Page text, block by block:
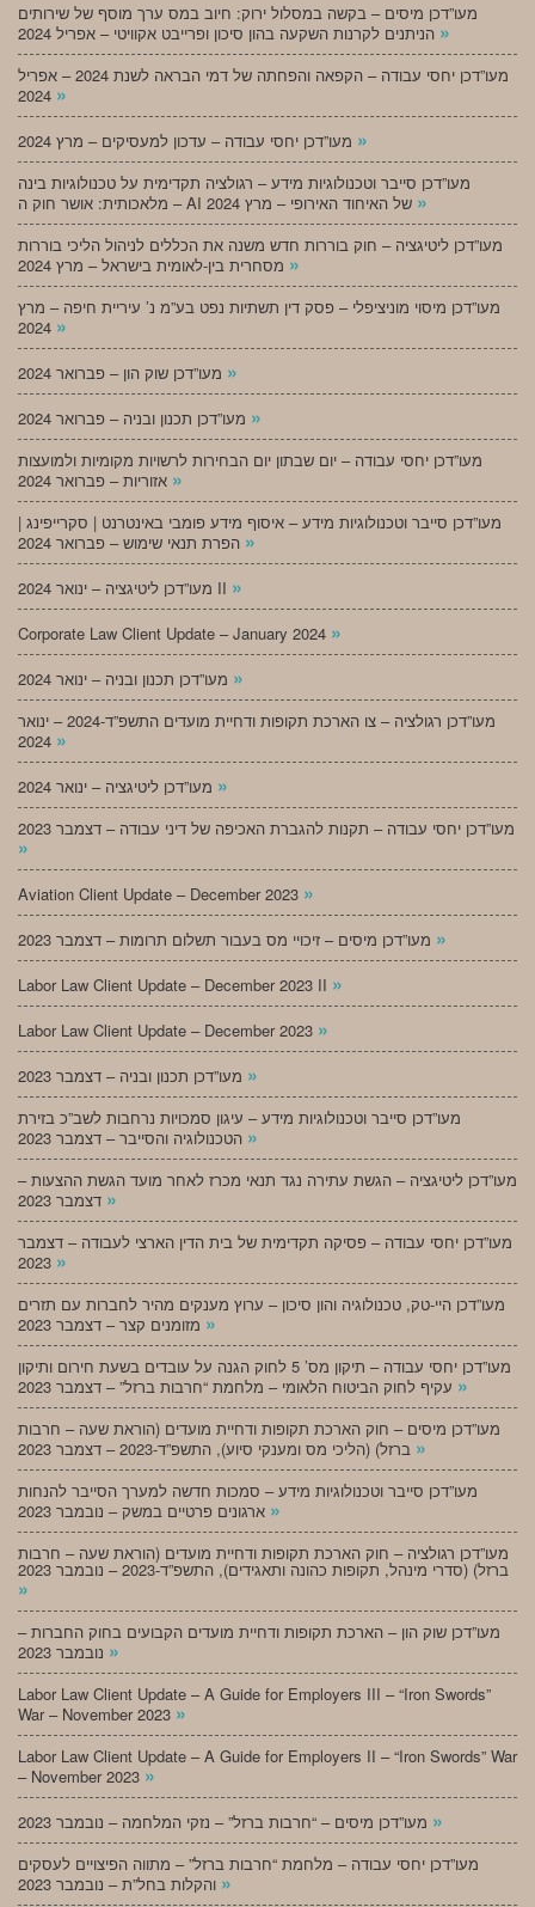
מעו”דכן מיסים – בקשה במסלול ירוק: חיוב במס ערך מוסף של שירותים
»
מעו”דכן יחסי עבודה – הקפאה והפחתה של דמי הבראה לשנת 2024 – אפריל
»
»
מעו”דכן סייבר וטכנולוגיות מידע – רגולציה תקדימית על טכנולוגיות בינה
»
מעו”דכן ליטיגציה – חוק בוררות חדש משנה את הכללים לניהול הליכי בוררות
»
מעו”דכן מיסוי מוניציפלי – פסק דין תשתיות נפט בע”מ נ’ עיריית חיפה – מרץ
»
»
»
מעו”דכן יחסי עבודה – יום שבתון יום הבחירות לרשויות מקומיות ולמועצות
»
מעו”דכן סייבר וטכנולוגיות מידע – איסוף מידע פומבי באינטרנט | סקרייפינג |
»
מעו”דכן ליטיגציה – ינואר 2024 II »
Corporate Law Client Update – January 2024 »
»
מעו”דכן רגולציה – צו הארכת תקופות ודחיית מועדים התשפ”ד-2024 – ינואר
»
»
מעו”דכן יחסי עבודה – תקנות להגברת האכיפה של דיני עבודה – דצמבר 2023
»
Aviation Client Update – December 2023 »
»
Labor Law Client Update – December 2023 II »
Labor Law Client Update – December 2023 »
»
מעו”דכן סייבר וטכנולוגיות מידע – עיגון סמכויות נרחבות לשב”כ בזירת
»
מעו”דכן ליטיגציה – הגשת עתירה נגד תנאי מכרז לאחר מועד הגשת ההצעות –
»
מעו”דכן יחסי עבודה – פסיקה תקדימית של בית הדין הארצי לעבודה – דצמבר
»
מעו”דכן היי-טק, טכנולוגיה והון סיכון – ערוץ מענקים מהיר לחברות עם תזרים
»
מעו”דכן יחסי עבודה – תיקון מס’ 5 לחוק הגנה על עובדים בשעת חירום ותיקון
»
מעו”דכן מיסים – חוק הארכת תקופות ודחיית מועדים (הוראת שעה – חרבות
»
מעו”דכן סייבר וטכנולוגיות מידע – סמכות חדשה למערך הסייבר להנחות
»
מעו”דכן רגולציה – חוק הארכת תקופות ודחיית מועדים (הוראת שעה – חרבות
ברזל) (סדרי מינהל, תקופות כהונה ותאגידים), התשפ”ד-2023 – נובמבר 2023
»
מעו”דכן שוק הון – הארכת תקופות ודחיית מועדים הקבועים בחוק החברות –
»
Labor Law Client Update – A Guide for Employers III – “Iron Swords”
War – November 2023 »
Labor Law Client Update – A Guide for Employers II – “Iron Swords” War
– November 2023 »
»
מעו”דכן יחסי עבודה – מלחמת “חרבות ברזל” – מתווה הפיצויים לעסקים
»